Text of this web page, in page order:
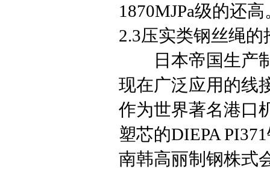
1870MJPa级的还高
2.3压实类钢丝绳
日本帝国生产制
现在广泛应用的线
作为世界著名港口
塑芯的DIEPA
南韩高丽制钢株式